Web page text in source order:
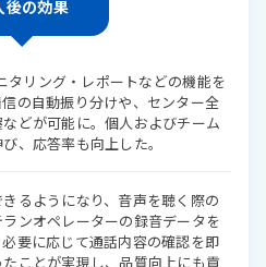
後の効果
タリング・レポートなどの機能を
の自動振り分けや、センター全
どが可能に。個人およびチーム
、応答率も向上した。
るようになり、音声を聴く際の
ンオペレーターの録音データを
要に応じて通話内容の確認を即
ことが実現し、品質向上にも貢